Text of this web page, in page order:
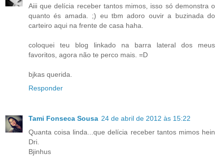
Aiii que delícia receber tantos mimos, isso só demonstra o
quanto és amada. ;) eu tbm adoro ouvir a buzinada do
carteiro aqui na frente de casa haha.
coloquei teu blog linkado na barra lateral dos meus
favoritos, agora não te perco mais. =D
bjkas querida.
Responder
Tami Fonseca Sousa 24 de abril de 2012 às 15:22
Quanta coisa linda...que delícia receber tantos mimos hein
Dri.
Bjinhus